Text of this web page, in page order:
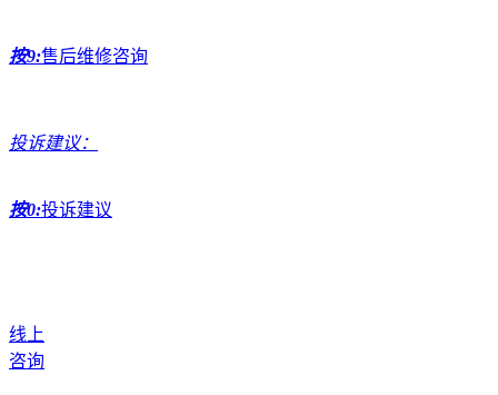
按9:售后维修咨询
投诉建议：
按0:投诉建议
线上
咨询